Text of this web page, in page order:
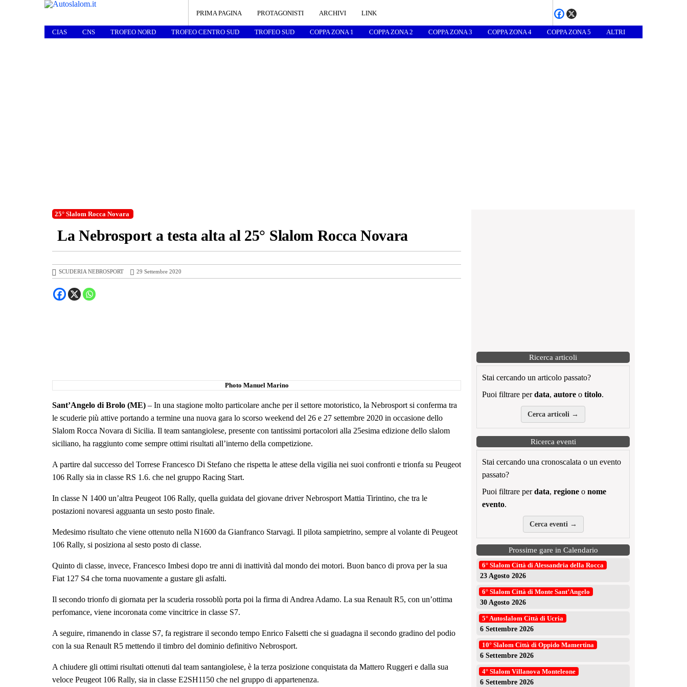
PRIMA PAGINA PROTAGONISTI ARCHIVI LINK
CIAS CNS TROFEO NORD TROFEO CENTRO SUD TROFEO SUD COPPA ZONA 1 COPPA ZONA 2 COPPA ZONA 3 COPPA ZONA 4 COPPA ZONA 5 ALTRI
25° Slalom Rocca Novara
La Nebrosport a testa alta al 25° Slalom Rocca Novara
SCUDERIA NEBROSPORT 29 Settembre 2020
Photo Manuel Marino
Sant’Angelo di Brolo (ME) – In una stagione molto particolare anche per il settore motoristico, la Nebrosport si conferma tra
le scuderie più attive portando a termine una nuova gara lo scorso weekend del 26 e 27 settembre 2020 in occasione dello
Slalom Rocca Novara di Sicilia. Il team santangiolese, presente con tantissimi portacolori alla 25esima edizione dello slalom
siciliano, ha raggiunto come sempre ottimi risultati all’interno della competizione.
A partire dal successo del Torrese Francesco Di Stefano che rispetta le attese della vigilia nei suoi confronti e trionfa su Peugeot
106 Rally sia in classe RS 1.6. che nel gruppo Racing Start.
In classe N 1400 un’altra Peugeot 106 Rally, quella guidata del giovane driver Nebrosport Mattia Tirintino, che tra le
postazioni novaresi agguanta un sesto posto finale.
Medesimo risultato che viene ottenuto nella N1600 da Gianfranco Starvagi. Il pilota sampietrino, sempre al volante di Peugeot
106 Rally, si posiziona al sesto posto di classe.
Quinto di classe, invece, Francesco Imbesi dopo tre anni di inattività dal mondo dei motori. Buon banco di prova per la sua
Fiat 127 S4 che torna nuovamente a gustare gli asfalti.
Il secondo trionfo di giornata per la scuderia rossoblù porta poi la firma di Andrea Adamo. La sua Renault R5, con un’ottima
perfomance, viene incoronata come vincitrice in classe S7.
A seguire, rimanendo in classe S7, fa registrare il secondo tempo Enrico Falsetti che si guadagna il secondo gradino del podio
con la sua Renault R5 mettendo il timbro del dominio definitivo Nebrosport.
A chiudere gli ottimi risultati ottenuti dal team santangiolese, è la terza posizione conquistata da Mattero Ruggeri e dalla sua
veloce Peugeot 106 Rally, sia in classe E2SH1150 che nel gruppo di appartenenza.
Ricerca articoli
Stai cercando un articolo passato?
Puoi filtrare perdata, autore o titolo.
Cerca articoli →
Ricerca eventi
Stai cercando una cronoscalata o un evento
passato?
Puoi filtrare perdata, regione o nome
evento.
Cerca eventi →
Prossime gare in Calendario
6° Slalom Città di Alessandria della Rocca
23 Agosto 2026
6° Slalom Città di Monte Sant’Angelo
30 Agosto 2026
5° Autoslalom Città di Ucria
6 Settembre 2026
10° Slalom Città di Oppido Mamertina
6 Settembre 2026
4° Slalom Villanova Monteleone
6 Settembre 2026